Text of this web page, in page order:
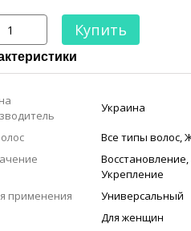
Купить
Украина
Все типы волос,
Восстановление,
Укрепление
применения
Универсальный
Для женщин